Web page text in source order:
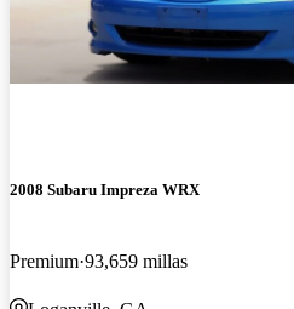
2008 Subaru Impreza WRX
Premium 93,659 millas